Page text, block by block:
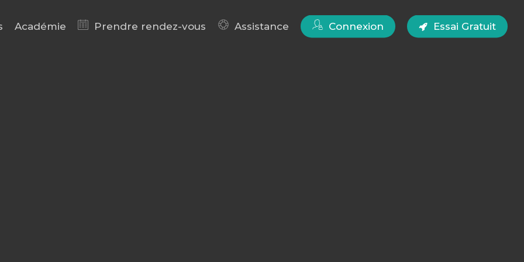
Académie Prendre rendez-vous Assistance Connexion Essai Gratuit